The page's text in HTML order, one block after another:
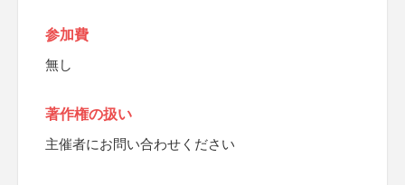
参加費
無し
著作権の扱い
主催者にお問い合わせください